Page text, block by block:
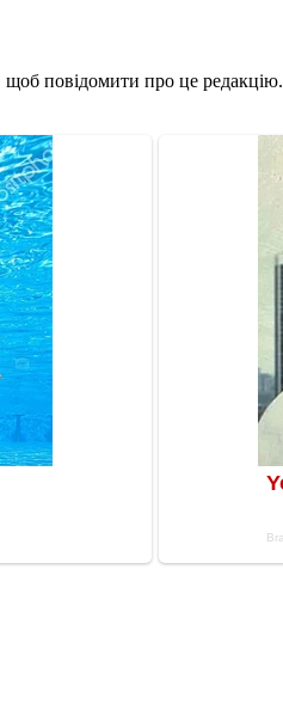
щоб повідомити про це редакцію.